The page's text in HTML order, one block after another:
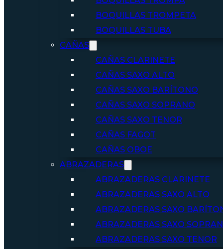
BOQUILLAS TROMPETA
BOQUILLAS TUBA
CAÑAS
CAÑAS CLARINETE
CAÑAS SAXO ALTO
CAÑAS SAXO BARÍTONO
CAÑAS SAXO SOPRANO
CAÑAS SAXO TENOR
CAÑAS FAGOT
CAÑAS OBOE
ABRAZADERAS
ABRAZADERAS CLARINETE
ABRAZADERAS SAXO ALTO
ABRAZADERAS SAXO
ABRAZADERAS SAXO
ABRAZADERAS SAXO TENOR